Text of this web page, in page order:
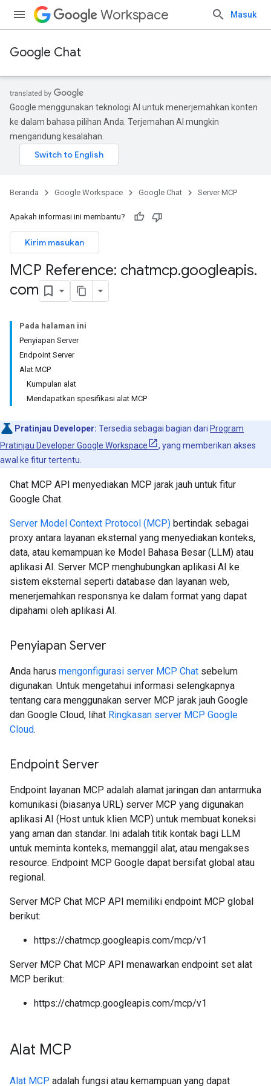
Workspace Masuk
Google Chat
Google menggunakan teknologi AI untuk menerjemahkan konten
ke dalam bahasa pilihan Anda. Terjemahan AI mungkin
mengandung kesalahan.
Beranda Google Workspace Google Chat Server MCP
Apakah informasi ini membantu?
Kirim masukan
MCP Reference: chatmcp.googleapis.
com
Pada halaman ini
Penyiapan Server
Endpoint Server
Alat MCP
Kumpulan alat
Mendapatkan spesifikasi alat MCP
Pratinjau Developer: Tersedia sebagai bagian dari Program
Pratinjau Developer Google Workspace
, yang memberikan akses
awal ke fitur tertentu.
Chat MCP API menyediakan MCP jarak jauh untuk fitur
Google Chat.
Server Model Context Protocol (MCP) bertindak sebagai
proxy antara layanan eksternal yang menyediakan konteks,
data, atau kemampuan ke Model Bahasa Besar (LLM) atau
aplikasi AI. Server MCP menghubungkan aplikasi AI ke
sistem eksternal seperti database dan layanan web,
menerjemahkan responsnya ke dalam format yang dapat
dipahami oleh aplikasi AI.
Penyiapan Server
Anda harus mengonfigurasi server MCP Chat sebelum
digunakan. Untuk mengetahui informasi selengkapnya
tentang cara menggunakan server MCP jarak jauh Google
dan Google Cloud, lihat Ringkasan server MCP Google
Cloud.
Endpoint Server
Endpoint layanan MCP adalah alamat jaringan dan antarmuka
komunikasi (biasanya URL) server MCP yang digunakan
aplikasi AI (Host untuk klien MCP) untuk membuat koneksi
yang aman dan standar. Ini adalah titik kontak bagi LLM
untuk meminta konteks, memanggil alat, atau mengakses
resource. Endpoint MCP Google dapat bersifat global atau
regional.
Server MCP Chat MCP API memiliki endpoint MCP global
berikut:
https://chatmcp.googleapis.com/mcp/v1
Server MCP Chat MCP API menawarkan endpoint set alat
MCP berikut:
https://chatmcp.googleapis.com/mcp/v1
Alat MCP
Alat MCP adalah fungsi atau kemampuan yang dapat